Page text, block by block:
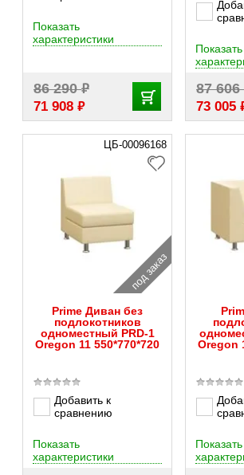
86 290₽
71 908 ₽
Показать
характеристики
87 606
73 005
Показать
ЦБ-00096168
под заказ
Prime Диван без
подлокотников
одноместный PRD-1
Oregon 11 550*770*720
Добавить к
сравнению
Показать
характеристики
Oregon
Показать